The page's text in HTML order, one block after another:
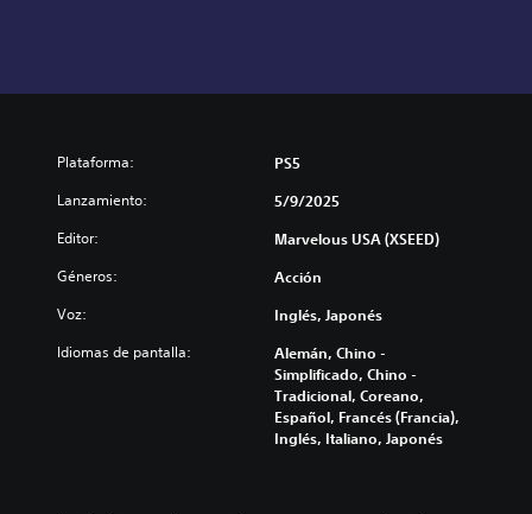
Plataforma: PS5
Lanzamiento: 5/9/2025
Editor: Marvelous USA (XSEED)
Géneros: Acción
Voz: Inglés, Japonés
Idiomas de pantalla:
Alemán, Chino -
Simplificado, Chino -
Tradicional, Coreano,
Español, Francés (Francia),
Inglés, Italiano, Japonés